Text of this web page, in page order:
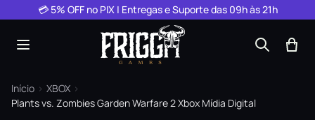
Pular para o conteúdo
💳 5% OFF no PIX | Entregas e Suporte das 09h às 21h
Início › XBOX ›
Plants vs. Zombies Garden Warfare 2 Xbox Mídia Digital